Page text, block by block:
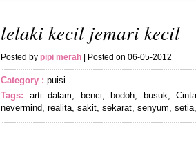
lelaki kecil jemari kecil
Posted by pipi merah | Posted on 06-05-2012
Category : puisi
Tags: arti dalam, benci, bodoh, busuk, Cinta
nevermind, realita, sakit, sekarat, senyum, setia,